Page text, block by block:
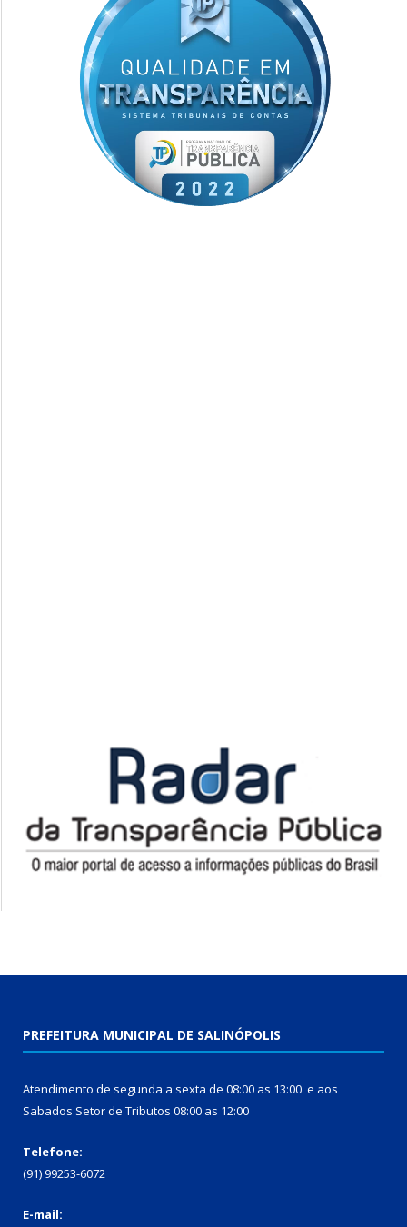
PREFEITURA MUNICIPAL DE SALINÓPOLIS
Atendimento de segunda a sexta de 08:00 as 13:00 e aos
Sabados Setor de Tributos 08:00 as 12:00
Telefone:
(91) 99253-6072
E-mail: